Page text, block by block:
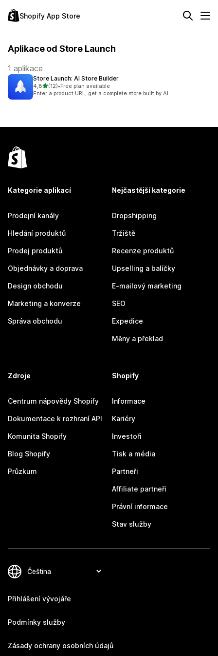
Shopify App Store
Aplikace od Store Launch
1 aplikace
Store Launch: AI Store Builder
4,8z 5 hvězd
(12)
Celkový počet recenzí: 12
•Free plan available
Enter a product URL, get a complete store built by AI
Kategorie aplikací
Prodejní kanály
Hledání produktů
Prodej produktů
Objednávky a doprava
Design obchodu
Marketing a konverze
Správa obchodu
Nejčastější kategorie
Dropshipping
Tržiště
Recenze produktů
Upselling a balíčky
E-mailový marketing
SEO
Expedice
Měny a překlad
Zdroje
Centrum nápovědy Shopify
Dokumentace k rozhraní API
Komunita Shopify
Blog Shopify
Průzkum
Shopify
Informace
Kariéry
Investoři
Tisk a média
Partneři
Affiliate partneři
Právní informace
Stav služby
Přihlášení vývojáře
Podmínky služby
Zásady ochrany osobních údajů